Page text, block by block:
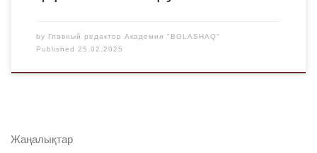
by Главный редактор Академии "BOLASHAQ"
Published 25.02.2025
Жаңалықтар